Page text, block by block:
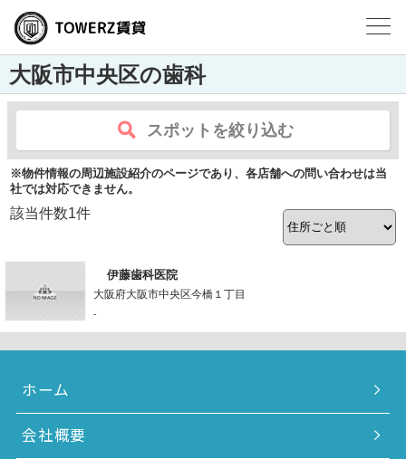
大阪市中央区の歯科
スポットを絞り込む
※物件情報の周辺施設紹介のページであり、各店舗への問い合わせは当
社では対応できません。
該当件数1件
伊藤歯科医院
大阪府大阪市中央区今橋１丁目
-
ホーム
会社概要